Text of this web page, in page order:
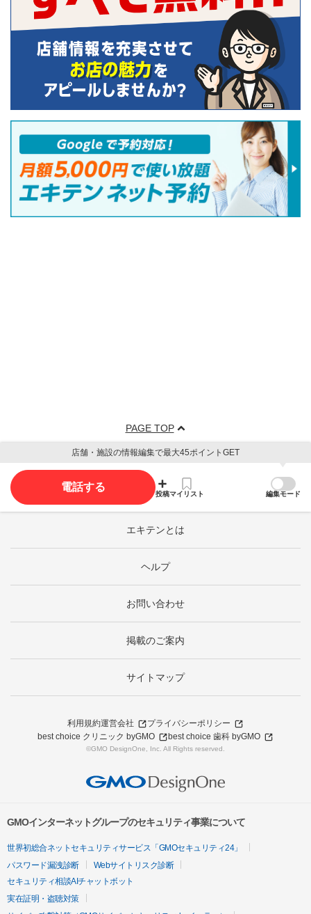
PAGE TOP
店舗・施設の情報編集で最大45ポイントGET
電話する
投稿マイリスト 編集モード
エキテンとは
ヘルプ
お問い合わせ
掲載のご案内
サイトマップ
利用規約運営会社
プライバシーポリシー
best choice クリニック byGMO
best choice 歯科 byGMO
©GMO DesignOne, Inc. All Rights reserved.
GMOインターネットグループのセキュリティ事業について
世界初総合ネットセキュリティサービス「GMOセキュリティ24」
パスワード漏洩診断
Webサイトリスク診断
セキュリティ相談AIチャットボット
実在証明・盗聴対策